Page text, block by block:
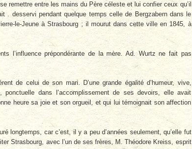
remettre entre les mains du Père céleste et lui confier ceux qu’il
. desservi pendant quelque temps celle de Bergzabern dans le
le-Jeune à Strasbourg ; il mourut dans cette ville en 1845, à
l’influence prépondérante de la mère. Ad. Wurtz ne fait pas
de celui de son mari. D’une grande égalité d’humeur, vive,
ponctuelle dans l’accomplissement de ses devoirs, elle avait
heure sa joie et son orgueil, et qui lui témoignait son affection
longtemps, car c’est, il y a peu d’années seulement, qu’elle fut
Strasbourg, avec l’un de ses frères, M. Théodore Kreiss, esprit